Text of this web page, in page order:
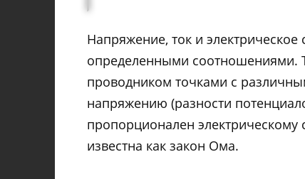
Напряжение, ток и электрическое
определенными соотношениями.
проводником точками с
напряжению (разности
пропорционален
известна как закон Ома.